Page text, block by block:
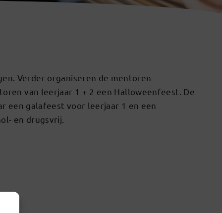
Verder organiseren de mentoren
van leerjaar 1 + 2 een Halloweenfeest. De
een galafeest voor leerjaar 1 en een
en drugsvrij.